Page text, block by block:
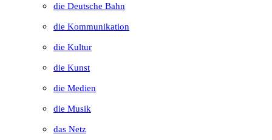
search
panel.
die Deutsche Bahn
die Kommunikation
die Kultur
die Kunst
die Medien
die Musik
das Netz